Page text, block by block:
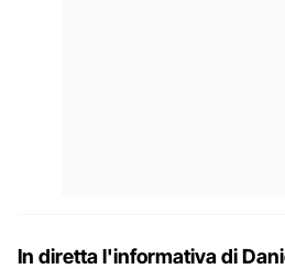
In diretta l'informativa di